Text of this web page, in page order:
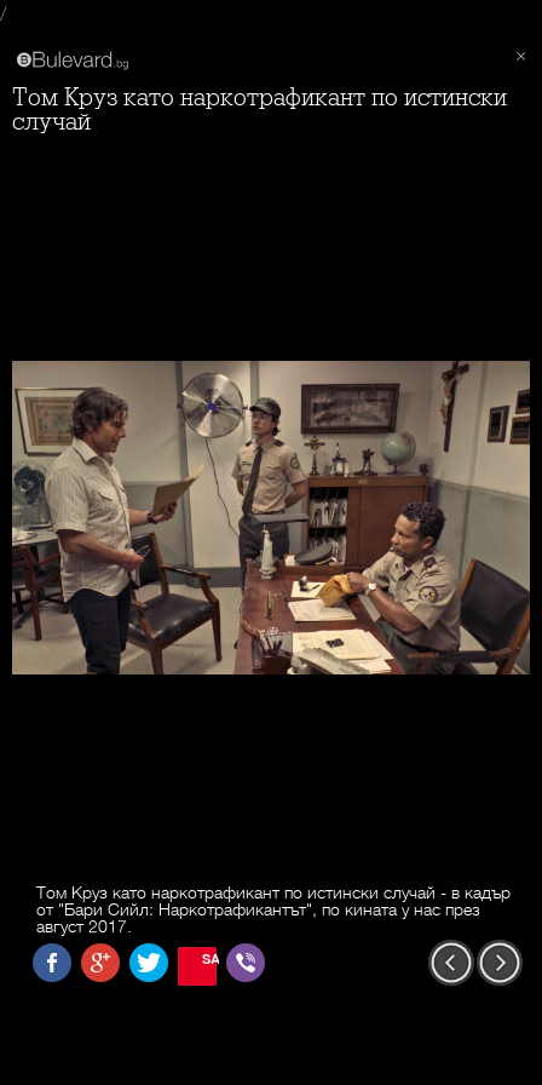
/
Том Круз като наркотрафикант по истински
случай
Том Круз като наркотрафикант по истински случай - в кадър
от "Бари Сийл: Наркотрафикантът", по кината у нас през
август 2017.
SAVE